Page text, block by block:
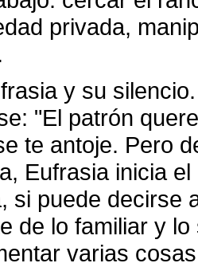
privada,
y su
"El patrón
te antoje. Pero
Eufrasia inicia
si puede decirse
de lo familiar y
varias